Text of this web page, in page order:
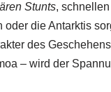
Stunts,
die Antarktis
des
– wird der